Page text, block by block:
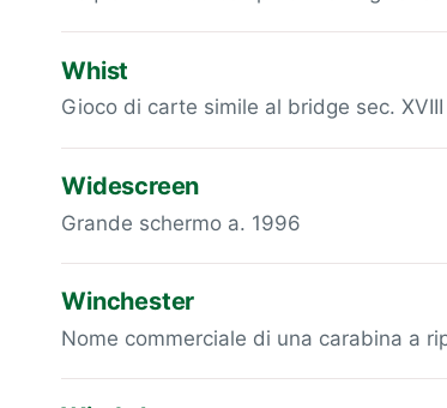
Whist
Gioco di carte simile al bridge sec. XVIII
Widescreen
Grande schermo a. 1996
Winchester
Nome commerciale di una carabina a